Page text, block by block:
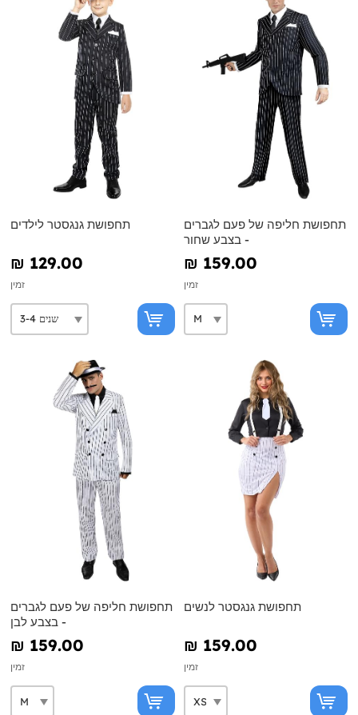
תחפושת גנגסטר לילדים
₪‎ 129.00
זמין
תחפושת חליפה של פעם לגברים
- בצבע שחור
₪‎ 159.00
זמין
תחפושת חליפה של פעם לגברים
- בצבע לבן
₪‎ 159.00
זמין
תחפושת גנגסטר לנשים
₪‎ 159.00
זמין